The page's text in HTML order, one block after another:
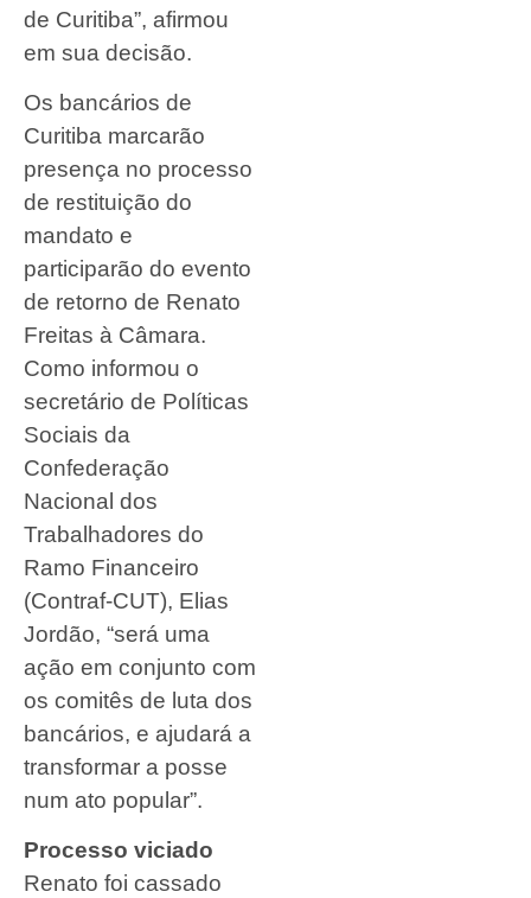
de Curitiba”, afirmou
em sua decisão.
Os bancários de
Curitiba marcarão
presença no processo
de restituição do
mandato e
participarão do evento
de retorno de Renato
Freitas à Câmara.
Como informou o
secretário de Políticas
Sociais da
Confederação
Nacional dos
Trabalhadores do
Ramo Financeiro
(Contraf-CUT), Elias
Jordão, “será uma
ação em conjunto com
os comitês de luta dos
bancários, e ajudará a
transformar a posse
num ato popular”.
Processo viciado
Renato foi cassado